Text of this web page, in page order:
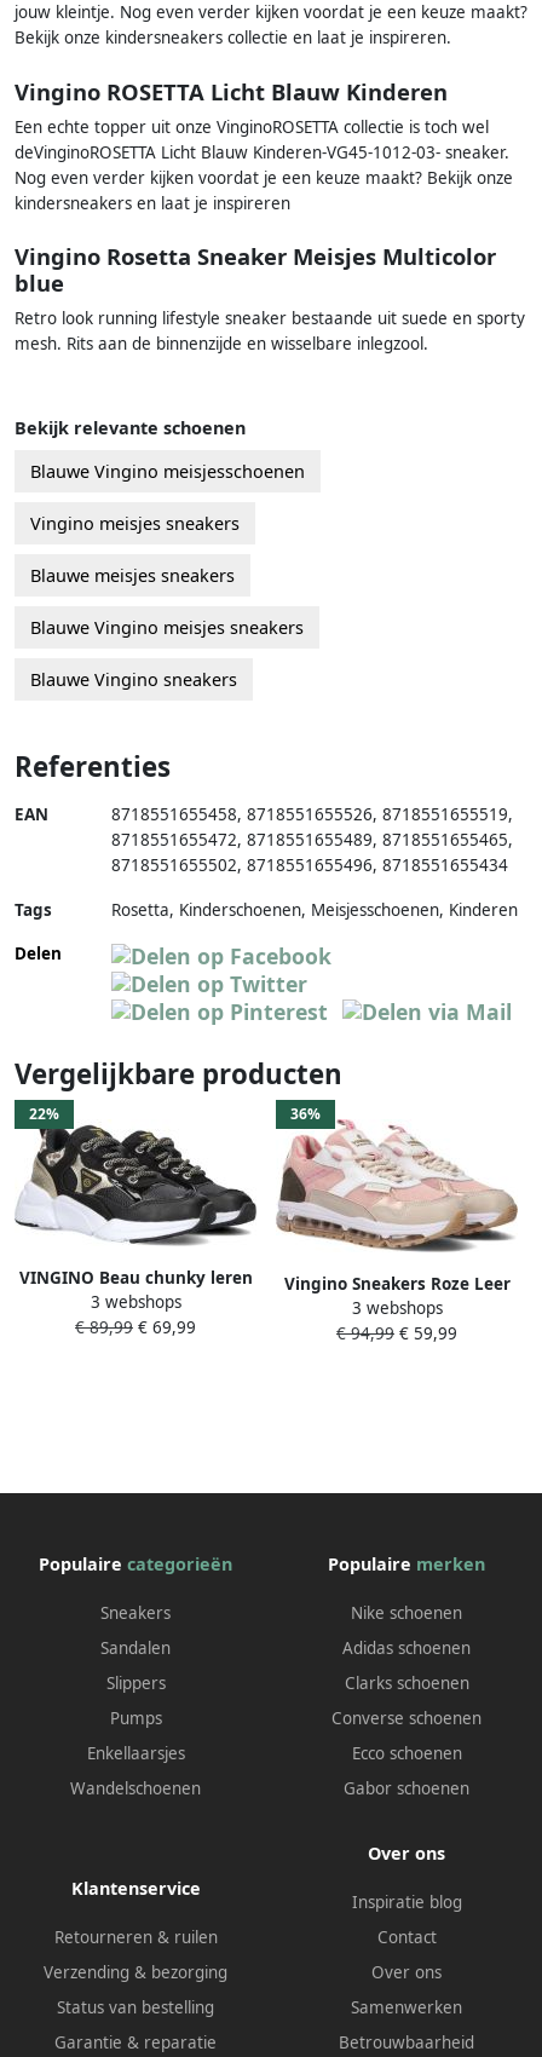
jouw kleintje. Nog even verder kijken voordat je een keuze maakt?
Bekijk onze kindersneakers collectie en laat je inspireren.
Vingino ROSETTA Licht Blauw Kinderen
Een echte topper uit onze VinginoROSETTA collectie is toch wel
deVinginoROSETTA Licht Blauw Kinderen-VG45-1012-03- sneaker.
Nog even verder kijken voordat je een keuze maakt? Bekijk onze
kindersneakers en laat je inspireren
Vingino Rosetta Sneaker Meisjes Multicolor
blue
Retro look running lifestyle sneaker bestaande uit suede en sporty
mesh. Rits aan de binnenzijde en wisselbare inlegzool.
Bekijk relevante schoenen
Blauwe Vingino meisjesschoenen
Vingino meisjes sneakers
Blauwe meisjes sneakers
Blauwe Vingino meisjes sneakers
Blauwe Vingino sneakers
Referenties
EAN 8718551655458, 8718551655526, 8718551655519,
8718551655472, 8718551655489, 8718551655465,
8718551655502, 8718551655496, 8718551655434
Tags
Rosetta, Kinderschoenen, Meisjesschoenen, Kinderen
Delen
Vergelijkbare producten
22%
VINGINO Beau chunky leren
sneakers zwart Meisjes Leer
Meerkleurig 35
3 webshops
€ 89,99 € 69,99
36%
Vingino Sneakers Roze Leer
041225 Dames Leer
3 webshops
€ 94,99 € 59,99
Populaire categorieën
Sneakers
Sandalen
Slippers
Pumps
Enkellaarsjes
Wandelschoenen
Populaire merken
Nike schoenen
Adidas schoenen
Clarks schoenen
Converse schoenen
Ecco schoenen
Gabor schoenen
Klantenservice
Retourneren & ruilen
Verzending & bezorging
Status van bestelling
Garantie & reparatie
Over ons
Inspiratie blog
Contact
Over ons
Samenwerken
Betrouwbaarheid